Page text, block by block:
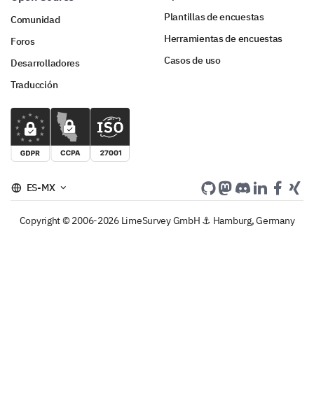
Comunidad
Foros
Desarrolladores
Traducción
Plantillas de encuestas
Herramientas de encuestas
Casos de uso
ES-MX
Copyright © 2006-2026 LimeSurvey GmbH ⚓ Hamburg, Germany